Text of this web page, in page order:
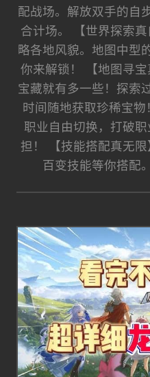
配战场。解放双手的自
合计场。 【世界探索
略各地风貌。地图中型
你来解锁！ 【地图寻宝
宝藏就有多一些！探索
时间随地获取珍稀宝物
职业自由切换，打破
担！ 【技能搭配真无限
百变技能等你搭配